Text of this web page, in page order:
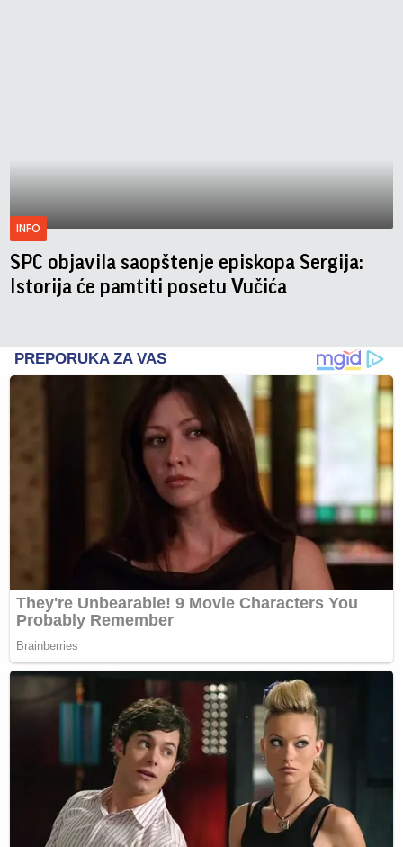
INFO
SPC objavila saopštenje episkopa Sergija:
Istorija će pamtiti posetu Vučića